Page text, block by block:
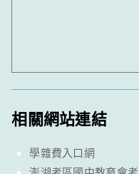
相關網站連結
學雜費入口網